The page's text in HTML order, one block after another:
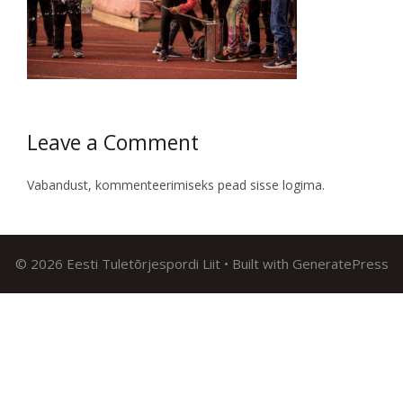
Leave a Comment
Vabandust, kommenteerimiseks pead sisse logima.
© 2026 Eesti Tuletõrjespordi Liit• Built with GeneratePress